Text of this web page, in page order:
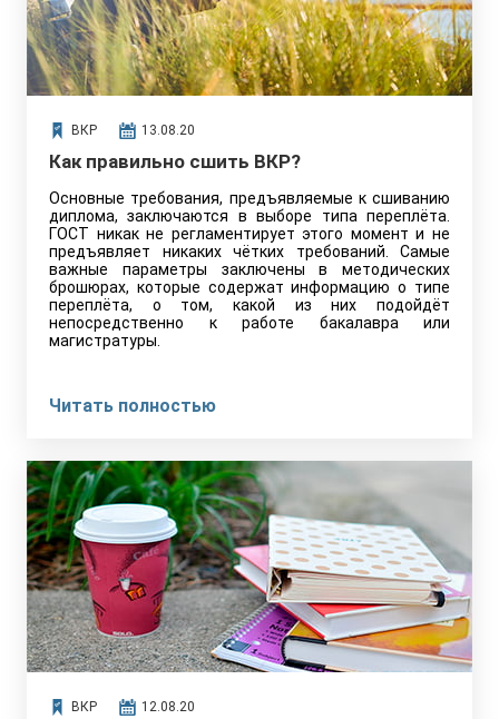
ВКР 13.08.20
Как правильно сшить ВКР?
Основные требования, предъявляемые к сшиванию
диплома, заключаются в выборе типа переплёта.
ГОСТ никак не регламентирует этого момент и не
предъявляет никаких чётких требований. Самые
важные параметры заключены в методических
брошюрах, которые содержат информацию о типе
переплёта, о том, какой из них подойдёт
непосредственно к работе бакалавра или
магистратуры.
Читать полностью
ВКР 12.08.20